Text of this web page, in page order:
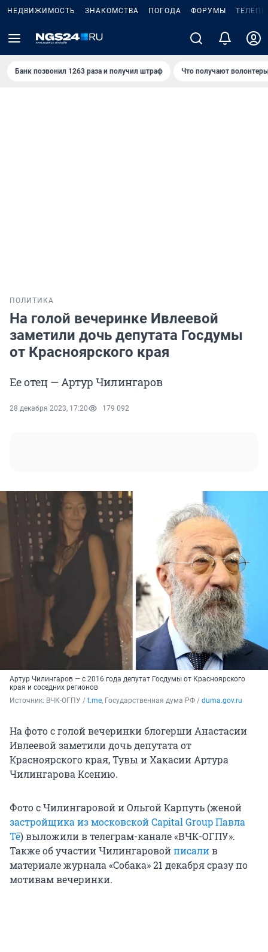
НЕДВИЖИМОСТЬ ЗНАКОМСТВА ПОГОДА ФОРУМЫ
Банк позвонил 1263 раза и получил штраф Что получают
ПОЛИТИКА
На голой вечеринке Ивлеевой
заметили дочь депутата Госдумы
от Красноярского края
Ее отец — Артур Чилингаров
28 декабря 2023, 17:20 179 092
Артур Чилингаров — с 2016 года депутат Госдумы от Красноярского
края и соседних регионов
Источник: ВЧК-ОГПУ / t.me, Государственная дума РФ / duma.gov.ru
На фото с голой вечеринки блогерши Анастасии
Ивлеевой заметили дочь депутата от
Красноярского края, Тувы и Хакасии Артура
Чилингарова Ксению.
Фото с Чилингаровой и Ольгой Карпуть (женой
застройщика из московской Capital Group Павла
Тё) выложили в телеграм-канале «ВЧК-ОГПУ».
Также об участии Чилингаровойписалив
материале журнала «Собака» 21 декабря сразу по
мотивам вечеринки.